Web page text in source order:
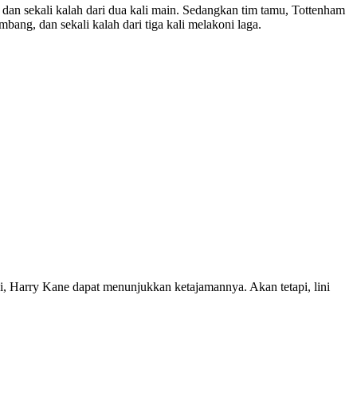
sekali kalah dari dua kali main. Sedangkan tim tamu, Tottenham
dan sekali kalah dari tiga kali melakoni laga.
Harry Kane dapat menunjukkan ketajamannya. Akan tetapi, lini